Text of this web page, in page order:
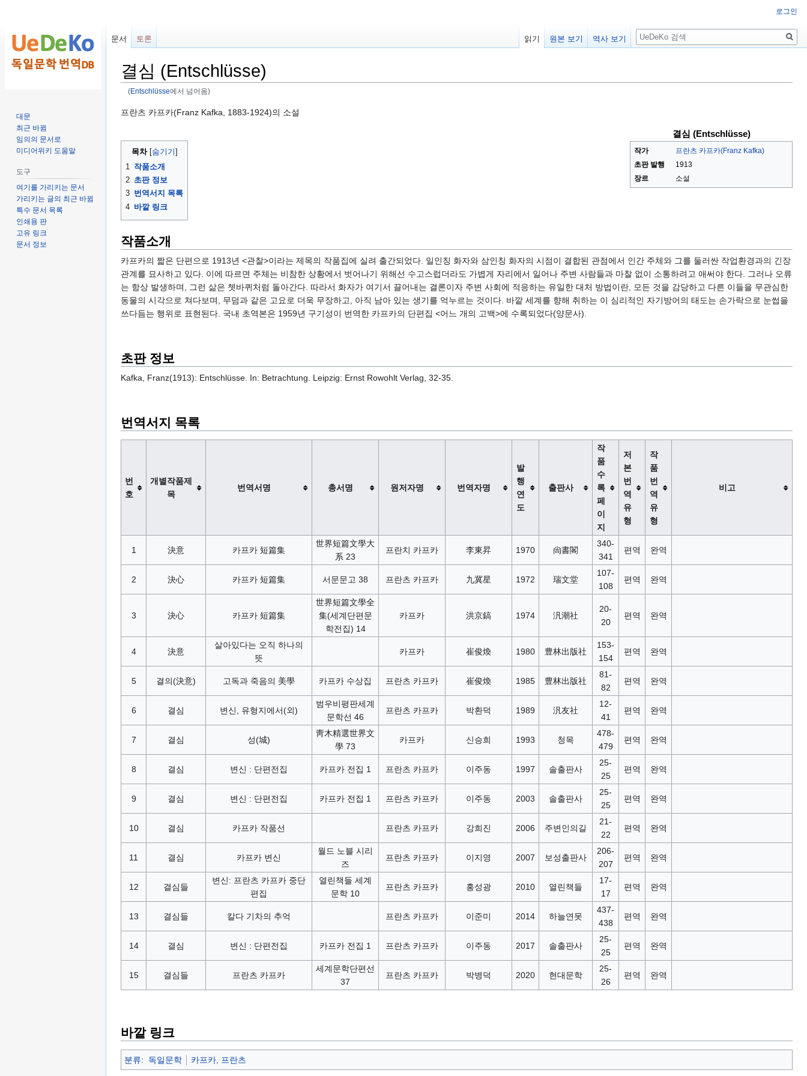
결심 (Entschlüsse)
(Entschlüsse에서 넘어옴)
둘
로
가
기
검
가
기
프란츠 카프카(Franz Kafka, 1883-1924)의 소설
결심 (Entschlüsse)
작가
프란츠 카프카(Franz Kafka)
초판 발행
1913
장르
소설
목차
1
작품소개
2 초판 정보
3 번역서지 목록
4 바깥 링크
작품소개
카프카의 짧은 단편으로 1913년 <관찰>이라는 제목의 작품집에 실려 출간되었다. 일인칭 화자와 삼인칭 화자의 시점이 결합된 관점에서 인간 주체와 그를 둘러싼 작업환경과의 긴장
관계를 묘사하고 있다. 이에 따르면 주체는 비참한 상황에서 벗어나기 위해선 수고스럽더라도 가볍게 자리에서 일어나 주변 사람들과 마찰 없이 소통하려고 애써야 한다. 그러나 오류
는 항상 발생하며, 그런 삶은 쳇바퀴처럼 돌아간다. 따라서 화자가 여기서 끌어내는 결론이자 주변 사회에 적응하는 유일한 대처 방법이란, 모든 것을 감당하고 다른 이들을 무관심한
동물의 시각으로 쳐다보며, 무덤과 같은 고요로 더욱 무장하고, 아직 남아 있는 생기를 억누르는 것이다. 바깥 세계를 향해 취하는 이 심리적인 자기방어의 태도는 손가락으로 눈썹을
쓰다듬는 행위로 표현된다. 국내 초역본은 1959년 구기성이 번역한 카프카의 단편집 <어느 개의 고백>에 수록되었다(양문사).
초판 정보
Kafka, Franz(1913): Entschlüsse. In: Betrachtung. Leipzig: Ernst Rowohlt Verlag, 32-35.
번역서지 목록
번
호
개별작품제
목
번역서명 총서명 원저자명 번역자명
발
행
연
도
출판사
작
품
수
록
페
이
지
저
본
번
역
유
형
작
품
번
역
유
형
비고
1 決意 카프카 短篇集
世界短篇文學大
系 23
프란치 카프카 李東昇 1970 尙書閣
340-
341
편역 완역
2 決心 카프카 短篇集 서문문고 38 프란츠 카프카 九冀星 1972 瑞文堂
107-
108
편역 완역
3 決心 카프카 短篇集
世界短篇文學全
集(세계단편문
학전집) 14
카프카 洪京鎬 1974 汎潮社
20-
20
편역 완역
4 決意
살아있다는 오직 하나의
뜻
카프카 崔俊煥 1980 豊林出版社
153-
154
편역 완역
5 결의(決意) 고독과 죽음의 美學 카프카 수상집 프란츠 카프카 崔俊煥 1985 豊林出版社
81-
82
편역 완역
6 결심 변신, 유형지에서(외)
범우비평판세계
문학선 46
프란츠 카프카 박환덕 1989 汎友社
12-
41
편역 완역
7 결심 성(城)
靑木精選世界文
學 73
카프카 신승희 1993 청목
478-
479
편역 완역
8 결심 변신 : 단편전집 카프카 전집 1 프란츠 카프카 이주동 1997 솔출판사
25-
25
편역 완역
9 결심 변신 : 단편전집 카프카 전집 1 프란츠 카프카 이주동 2003 솔출판사
25-
25
편역 완역
10 결심 카프카 작품선 프란츠 카프카 강희진 2006 주변인의길
21-
22
편역 완역
11 결심 카프카 변신
월드 노블 시리
즈
프란츠 카프카 이지영 2007 보성출판사
206-
207
편역 완역
12 결심들
변신: 프란츠 카프카 중단
편집
열린책들 세계
문학 10
프란츠 카프카 홍성광 2010 열린책들
17-
17
편역 완역
13 결심들 칼다 기차의 추억 프란츠 카프카 이준미 2014 하늘연못
437-
438
편역 완역
14 결심 변신 : 단편전집 카프카 전집 1 프란츠 카프카 이주동 2017 솔출판사
25-
25
편역 완역
15 결심들 프란츠 카프카
세계문학단편선
37
프란츠 카프카 박병덕 2020 현대문학
25-
26
편역 완역
바깥 링크
분류: 독일문학 카프카, 프란츠
로그인
문서 토론 읽기 원본 보기 역사 보기
검
색
대문
최근 바뀜
임의의 문서로
미디어위키 도움말
도구
여기를 가리키는 문서
가리키는 글의 최근 바뀜
특수 문서 목록
인쇄용 판
고유 링크
문서 정보